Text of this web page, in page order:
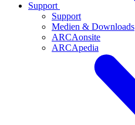
Support
Support
Medien & Downloads
ARCAonsite
ARCApedia